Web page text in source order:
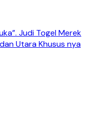
Judi Togel Merek
Utara Khusus nya